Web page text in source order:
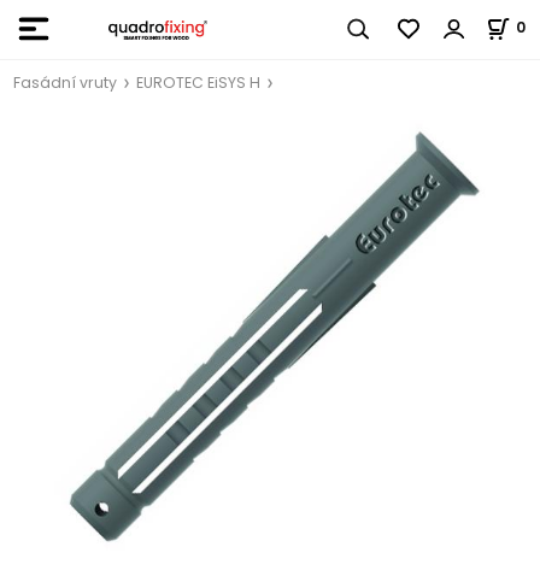
0
Fasádní vruty EUROTEC EiSYS H